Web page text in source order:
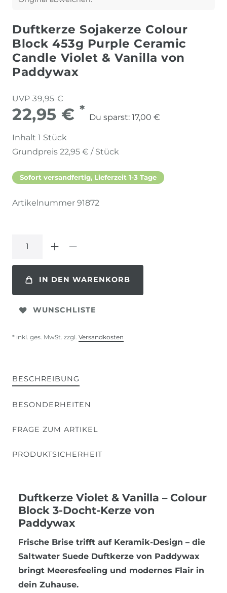
Duftkerze Sojakerze Colour
Block 453g Purple Ceramic
Candle Violet & Vanilla von
Paddywax
UVP 39,95 €
22,95 € *
Du sparst: 17,00 €
Inhalt 1 Stück
Grundpreis 22,95 € / Stück
Sofort versandfertig, Lieferzeit 1-3 Tage
Artikelnummer 91872
IN DEN WARENKORB
WUNSCHLISTE
* inkl. ges. MwSt. zzgl. Versandkosten
BESCHREIBUNG
BESONDERHEITEN
FRAGE ZUM ARTIKEL
PRODUKTSICHERHEIT
Duftkerze Violet & Vanilla – Colour
Block 3-Docht-Kerze von
Paddywax
Frische Brise trifft auf Keramik-Design – die
Saltwater Suede Duftkerze von Paddywax
bringt Meeresfeeling und modernes Flair in
dein Zuhause.